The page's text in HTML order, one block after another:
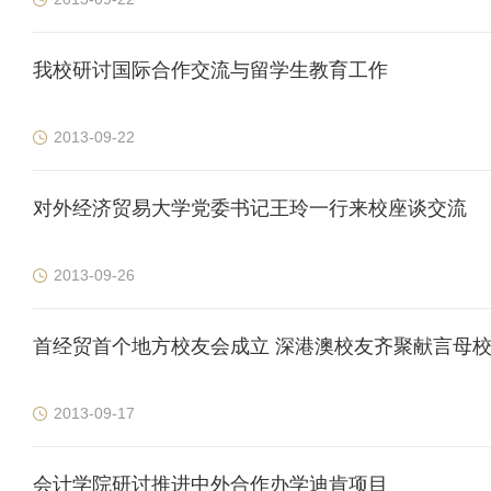
我校研讨国际合作交流与留学生教育工作
2013-09-22
对外经济贸易大学党委书记王玲一行来校座谈交流
2013-09-26
首经贸首个地方校友会成立 深港澳校友齐聚献言母
2013-09-17
会计学院研讨推进中外合作办学迪肯项目